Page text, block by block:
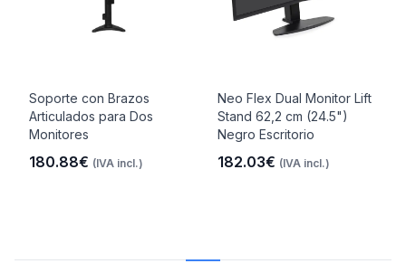
Soporte con Brazos
Articulados para Dos
Monitores
180.88€ (IVA incl.)
Neo Flex Dual Monitor Lift
Stand 62,2 cm (24.5")
Negro Escritorio
182.03€ (IVA incl.)